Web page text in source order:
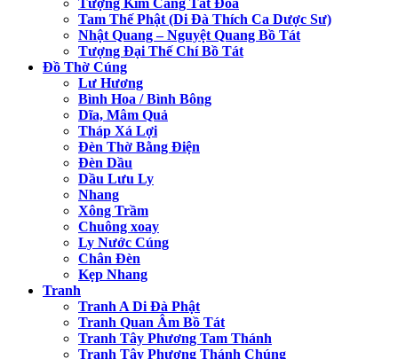
Tam Thế Phật (Di Đà Thích Ca Dược Sư)
Nhật Quang – Nguyệt Quang Bồ Tát
Tượng Đại Thế Chí Bồ Tát
Đồ Thờ Cúng
Lư Hương
Bình Hoa / Bình Bông
Dĩa, Mâm Quả
Tháp Xá Lợi
Đèn Thờ Bằng Điện
Đèn Dầu
Dầu Lưu Ly
Nhang
Xông Trầm
Chuông xoay
Ly Nước Cúng
Chân Đèn
Kẹp Nhang
Tranh
Tranh A Di Đà Phật
Tranh Quan Âm Bồ Tát
Tranh Tây Phương Tam Thánh
Tranh Tây Phương Thánh Chúng